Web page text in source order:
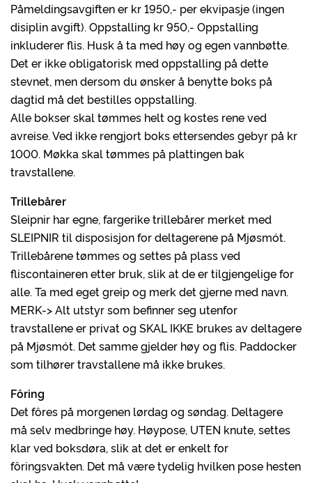
Påmeldingsavgiften er kr 1950,- per ekvipasje (ingen
disiplin avgift). Oppstalling kr 950,- Oppstalling
inkluderer flis. Husk å ta med høy og egen vannbøtte.
Det er ikke obligatorisk med oppstalling på dette
stevnet, men dersom du ønsker å benytte boks på
dagtid må det bestilles oppstalling.
Alle bokser skal tømmes helt og kostes rene ved
avreise. Ved ikke rengjort boks ettersendes gebyr på kr
1000. Møkka skal tømmes på plattingen bak
travstallene.
Trillebårer
Sleipnir har egne, fargerike trillebårer merket med
SLEIPNIR til disposisjon for deltagerene på Mjøsmót.
Trillebårene tømmes og settes på plass ved
fliscontaineren etter bruk, slik at de er tilgjengelige for
alle. Ta med eget greip og merk det gjerne med navn.
MERK-> Alt utstyr som befinner seg utenfor
travstallene er privat og SKAL IKKE brukes av deltagere
på Mjøsmót. Det samme gjelder høy og flis. Paddocker
som tilhører travstallene må ikke brukes.
Fôring
Det fôres på morgenen lørdag og søndag. Deltagere
må selv medbringe høy. Høypose, UTEN knute, settes
klar ved boksdøra, slik at det er enkelt for
fôringsvakten. Det må være tydelig hvilken pose hesten